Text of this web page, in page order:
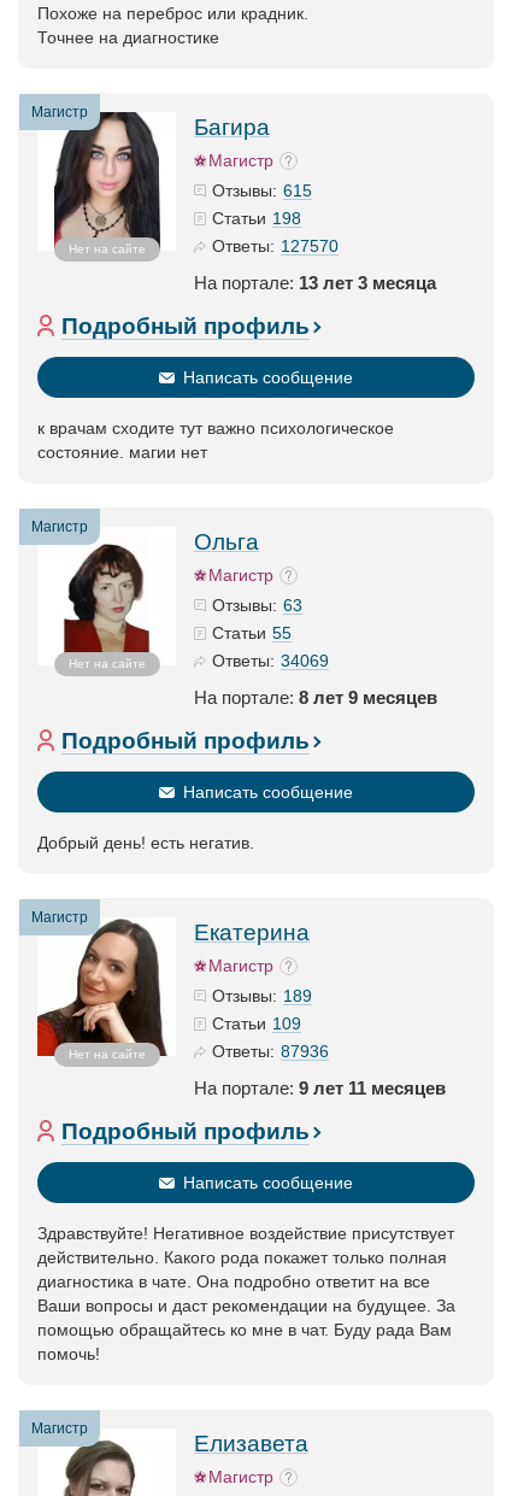
Похоже на переброс или крадник.
Точнее на диагностике
Магистр
Нет на сайте
Багира
Магистр
Отзывы: 615
Статьи 198
Ответы: 127570
На портале: 13 лет 3 месяца
Подробный профиль
Написать сообщение
к врачам сходите тут важно психологическое
состояние. магии нет
Магистр
Нет на сайте
Ольга
Магистр
Отзывы: 63
Статьи 55
Ответы: 34069
На портале: 8 лет 9 месяцев
Подробный профиль
Написать сообщение
Добрый день! есть негатив.
Магистр
Нет на сайте
Екатерина
Магистр
Отзывы: 189
Статьи 109
Ответы: 87936
На портале: 9 лет 11 месяцев
Подробный профиль
Написать сообщение
Здравствуйте! Негативное воздействие присутствует
действительно. Какого рода покажет только полная
диагностика в чате. Она подробно ответит на все
Ваши вопросы и даст рекомендации на будущее. За
помощью обращайтесь ко мне в чат. Буду рада Вам
помочь!
Магистр
Елизавета
Магистр